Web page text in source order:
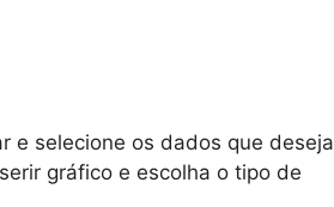
e selecione os dados que deseja
gráfico e escolha o tipo de